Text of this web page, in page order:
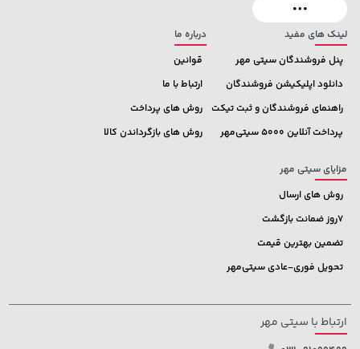
لینک های مفید
پنل فروشندگان سیتی مهر
دانلود اپلیکیشن فروشندگان
راهنمای فروشندگان و ثبت تیکت
پرداخت آنلاین 5000 سیتی‌مهر
درباره ما
قوانین
ارتباط با ما
روش های پرداخت
روش های بازگرداندن کالا
مزایای سیتی مهر
روش های ارسال
7روز ضمانت بازگشت
تضمین بهترین قیمت
تحویل فوری-عادی سیتی‌مهر
ارتباط با سیتی مهر